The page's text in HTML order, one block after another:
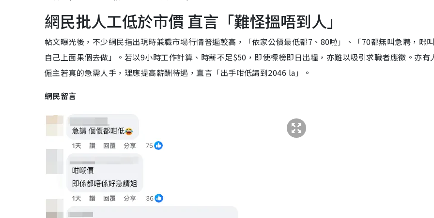
網民批人工低於市價 直言「難怪搵唔到人」
帖文曝光後，不少網民指出現時兼職市場行情普遍較高，「依家公價最低都7、80啦」、「70都無叫急聘，咪
自己上面果個去做」。若以9小時工作計算、時薪不足$50，即使標榜即日出糧，亦難以吸引求職者應徵。亦有
僱主若真的急需人手，理應提高薪酬待遇，直言「出手咁低請到2046 la」。
網民留言